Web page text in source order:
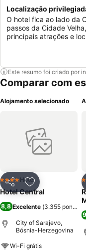
Localização
O hotel fica ao lado da
passos da Cidade
principais atrações e
Este resumo foi criado por
Comparar com
Alojamento selecionado
PartilharAdicionar aos
4 EstrelasHotel
Hotel Central
8,8Excelente (3.355
City of Sarajevo,
Bósnia-Herzegovina
Wi-Fi grátis
4